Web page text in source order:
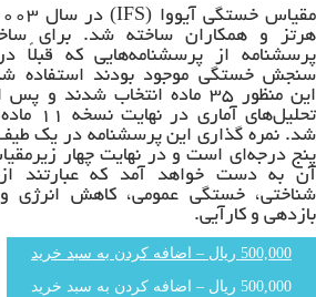
مقیاس خستگی آیووا (IFS)
هرتز و همکاران ساخته شد. برای
پرسشنامه از پرسشنامه‌هایی که قبلاً
سنجش خستگی موجود بودند استفاده
این منظور ۳۵ ماده انتخاب شدند و
تحلیل‌های
شد. نمره گذاری این پرسشنامه در یک
پنج درجه‌ای است و در نهایت چهار
آن به دست خواهد آمد که عبارتند
شناختی، خستگی عمومی، کاهش انرژی
بازدهی و کارآیی.
500,000 ریال – اضافه کردن به سبد خرید